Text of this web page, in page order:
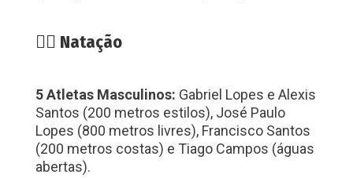
🏊‍♂️ Natação
5 Atletas Masculinos: Gabriel Lopes e Alexis
Santos (200 metros estilos), José Paulo
Lopes (800 metros livres), Francisco Santos
(200 metros costas) e Tiago Campos (águas
abertas).